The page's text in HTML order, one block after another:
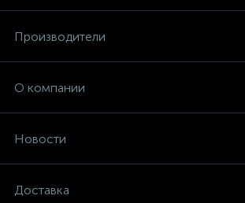
Производители
О компании
Новости
Доставка